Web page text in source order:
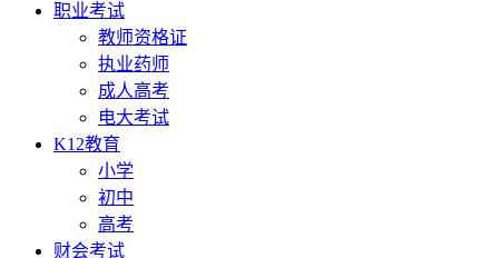
职业考试
教师资格证
执业药师
成人高考
电大考试
K12教育
小学
初中
高考
财会考试